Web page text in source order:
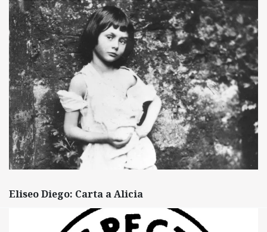
Eliseo Diego: Carta a Alicia